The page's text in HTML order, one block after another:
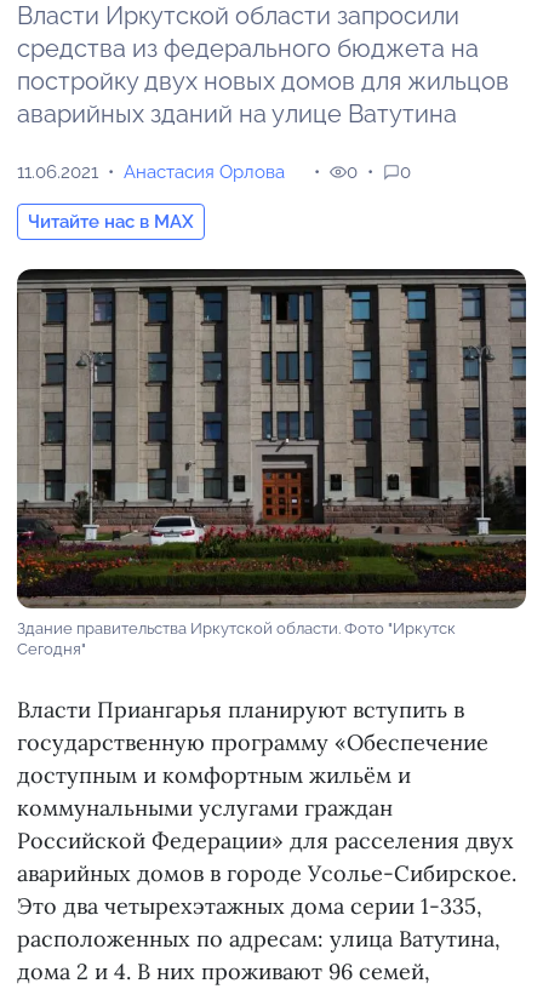
Власти Иркутской области запросили
средства из федерального бюджета на
постройку двух новых домов для жильцов
аварийных зданий на улице Ватутина
11.06.2021 Анастасия Орлова
Читайте нас в MAX
0 0
Здание правительства Иркутской области. Фото "Иркутск
Сегодня"
Власти Приангарья планируют вступить в
государственную программу «Обеспечение
доступным и комфортным жильём и
коммунальными услугами граждан
Российской Федерации» для расселения двух
аварийных домов в городе Усолье-Сибирское.
Это два четырехэтажных дома серии 1-335,
расположенных по адресам: улица Ватутина,
дома 2 и 4. В них проживают 96 семей,